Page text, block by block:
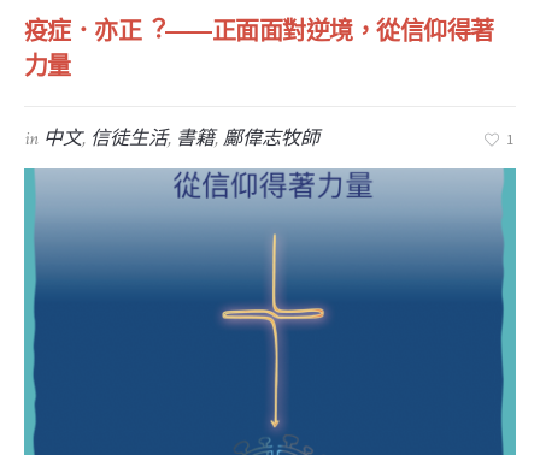
疫症．亦正︖——正⾯⾯對逆境，從信仰得著
⼒量
in 中文, 信徒生活, 書籍,鄺偉志牧師 1